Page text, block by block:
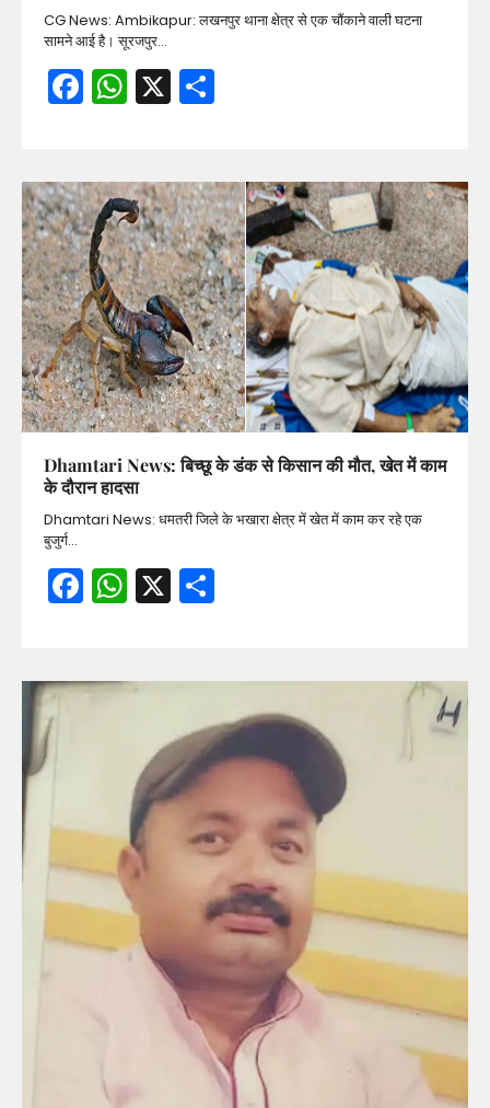
CG News: Ambikapur: लखनपुर थाना क्षेत्र से एक चौंकाने वाली घटना
सामने आई है। सूरजपुर…
Facebook
WhatsApp
X
Dhamtari News: बिच्छू के डंक से किसान की मौत, खेत में काम
के दौरान हादसा
Dhamtari News: धमतरी जिले के भखारा क्षेत्र में खेत में काम कर रहे एक
बुजुर्ग…
Facebook
WhatsApp
X